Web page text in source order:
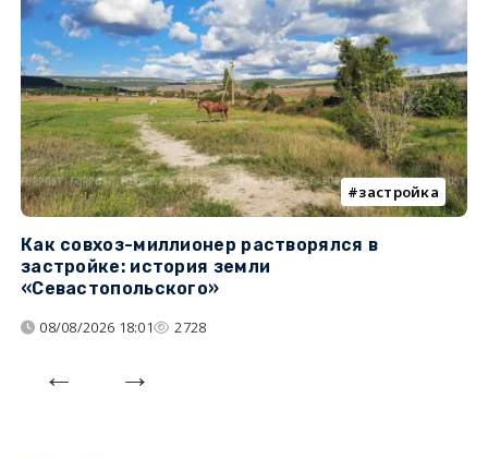
застройка
Как совхоз-миллионер растворялся в
застройке: история земли
«Севастопольского»
08/08/2026 18:01 2728